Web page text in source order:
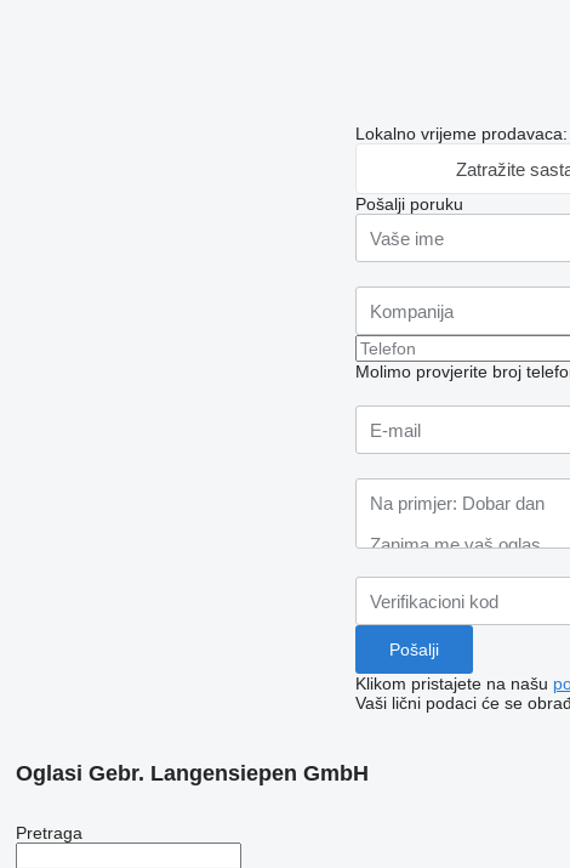
Lokalno vrijeme
Zatražite
Pošalji poruku
Molimo provjerite broj
Klikom pristajete na našu
Vaši lični podaci će se
Oglasi Gebr. Langensiepen GmbH
Pretraga